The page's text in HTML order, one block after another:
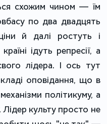
схожим чином — їм
по два двадцять
й далі ростуть і
ідуть репресії, а
лідера. І ось тут
оповідання, що в
політикуму, а
Лідер культу просто не